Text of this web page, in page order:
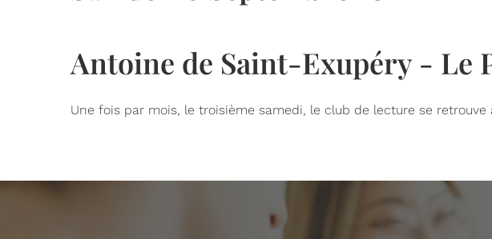
Antoine de Saint-Exupéry - Le
Une fois par mois, le troisième samedi, le club de lecture se retrouve